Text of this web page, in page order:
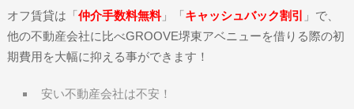
オフ賃貸は「仲介手数料無料」「キャッシュバック割引
」で、
他の不動産会社に比べGROOVE堺東アベニューを借りる際の初
期費用を大幅に抑える事ができます！
安い不動産会社は不安！